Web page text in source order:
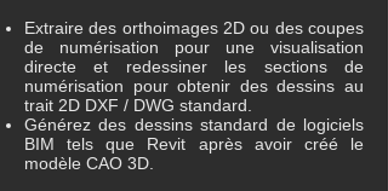
Extraire des orthoimages 2D ou des coupes
de numérisation pour une visualisation
directe et redessiner les sections de
numérisation pour obtenir des dessins au
trait 2D DXF / DWG standard.
Générez des dessins standard de logiciels
BIM tels que Revit après avoir créé le
modèle CAO 3D.